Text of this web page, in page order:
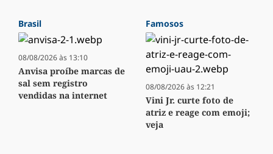
Brasil
08/08/2026 às 13:10
Anvisa proíbe marcas de
sal sem registro
vendidas na internet
Famosos
08/08/2026 às 12:21
Vini Jr. curte foto de
atriz e reage com emoji;
veja